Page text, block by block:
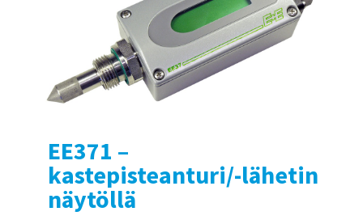
EE371 –
kastepisteanturi/-lähetin
näytöllä